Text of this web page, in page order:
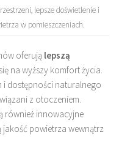
lepsze doświetlenie i
w pomieszczeniach.
oferują lepszą
na wyższy komfort życia.
i dostępności naturalnego
z otoczeniem.
również innowacyjne
powietrza wewnątrz